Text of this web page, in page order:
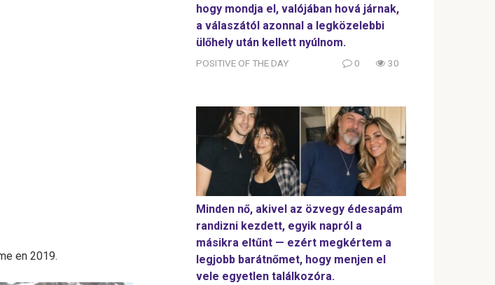
en 2019.
hogy mondja el, valójában hová járnak,
a válaszától azonnal a legközelebbi
ülőhely után kellett nyúlnom.
POSITIVE OF THE DAY 0 30
Minden nő, akivel az özvegy édesapám
randizni kezdett, egyik napról a
másikra eltűnt — ezért megkértem a
legjobb barátnőmet, hogy menjen el
vele egyetlen találkozóra.